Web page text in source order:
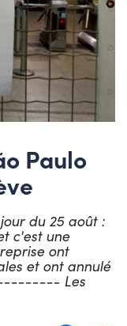
Paulo
du 25 août :
c'est une
ont
et ont annulé
Les